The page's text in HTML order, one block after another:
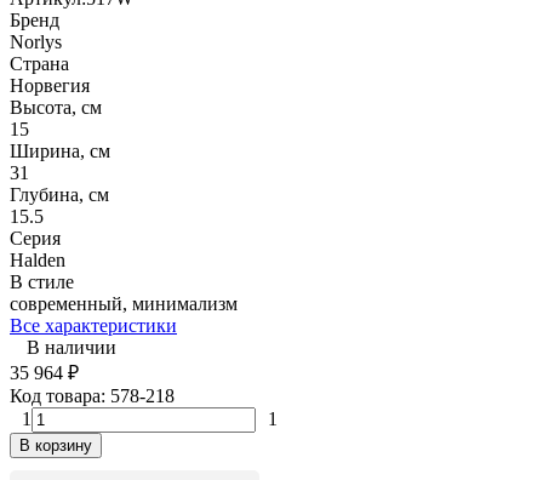
Бренд
Norlys
Страна
Норвегия
Высота, см
15
Ширина, см
31
Глубина, см
15.5
Серия
Halden
В стиле
современный, минимализм
Все характеристики
В наличии
35 964 ₽
Код товара: 578-218
1
1
В корзину